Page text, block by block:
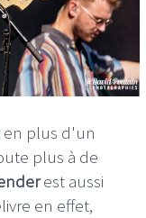
en plus d'un
plus à de
est aussi
en effet,